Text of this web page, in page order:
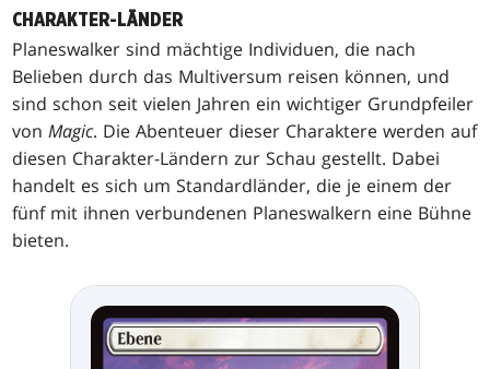
CHARAKTER-LÄNDER
Planeswalker sind mächtige Individuen, die nach
Belieben durch das Multiversum reisen können, und
sind schon seit vielen Jahren ein wichtiger Grundpfeiler
vonMagic. Die Abenteuer dieser Charaktere werden auf
diesen Charakter-Ländern zur Schau gestellt. Dabei
handelt es sich um Standardländer, die je einem der
fünf mit ihnen verbundenen Planeswalkern eine Bühne
bieten.